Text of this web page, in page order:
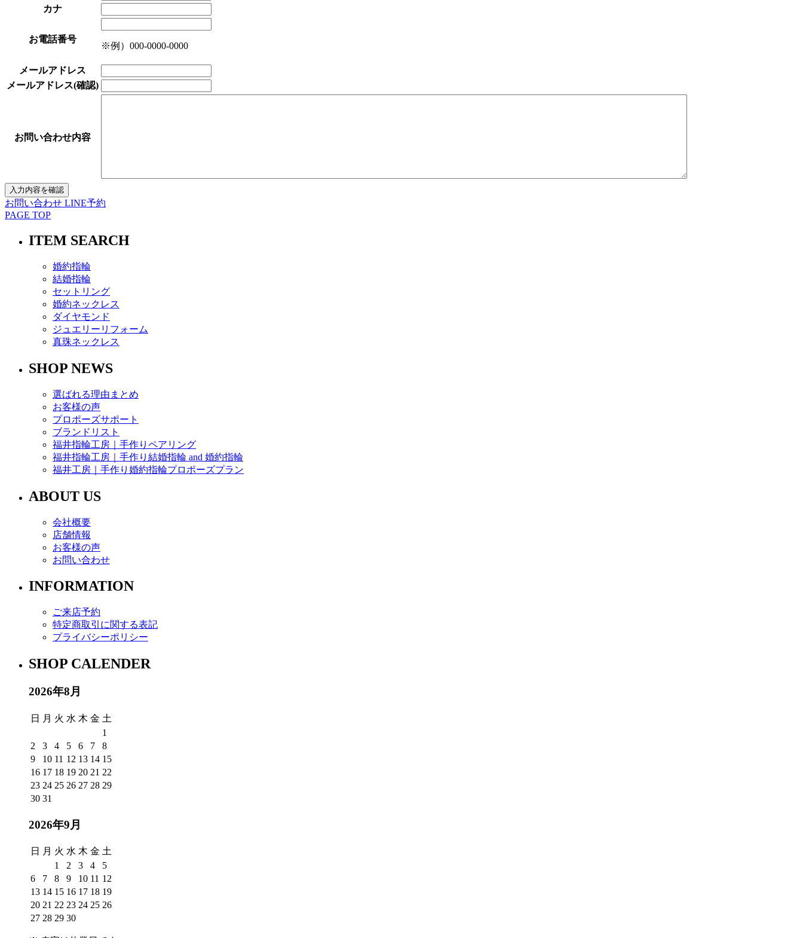
カナ
お電話番号
※例）000-0000-0000
メールアドレス
メールアドレス(確認)
お問い合わせ内容
お問い合わせ LINE予約
PAGE TOP
ITEM SEARCH
婚約指輪
結婚指輪
セットリング
婚約ネックレス
ダイヤモンド
ジュエリーリフォーム
真珠ネックレス
SHOP NEWS
選ばれる理由まとめ
お客様の声
プロポーズサポート
ブランドリスト
福井指輪工房｜手作りペアリング
福井指輪工房｜手作り結婚指輪 and 婚約指輪
福井工房｜手作り婚約指輪プロポーズプラン
ABOUT US
会社概要
店舗情報
お客様の声
お問い合わせ
INFORMATION
ご来店予約
特定商取引に関する表記
プライバシーポリシー
SHOP CALENDER
2026年8月
日 月 火 水 木 金 土
1
2
3 4 5 6 7
8
9
10 11 12 13 14 15
16 17 18 19 20 21 22
23 24 25 26 27 28 29
30 31
2026年9月
日 月 火 水 木 金 土
1
2 3 4
5
6
7 8 9 10 11 12
13 14 15 16 17 18 19
20 21 22 23 24 25 26
27 28 29 30